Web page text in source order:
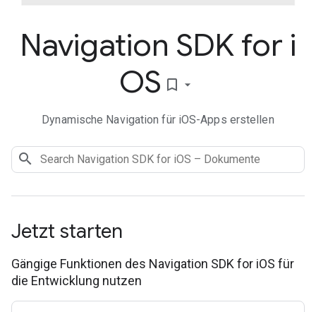
Navigation SDK for i
OS bookmark_border
Dynamische Navigation für iOS-Apps erstellen
Jetzt starten
Gängige Funktionen des Navigation SDK for iOS für
die Entwicklung nutzen